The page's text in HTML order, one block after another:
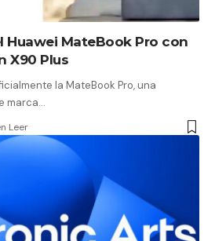
Huawei MateBook Pro con
X90 Plus
la MateBook Pro, una
marca…
Leer